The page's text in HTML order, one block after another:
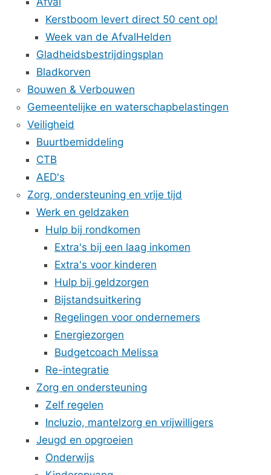
Kerstboom levert direct 50 cent op!
Week van de AfvalHelden
Gladheidsbestrijdingsplan
Bladkorven
Bouwen & Verbouwen
Gemeentelijke en waterschapbelastingen
Veiligheid
Buurtbemiddeling
CTB
AED's
Zorg, ondersteuning en vrije tijd
Werk en geldzaken
Hulp bij rondkomen
Extra's bij een laag inkomen
Extra's voor kinderen
Hulp bij geldzorgen
Bijstandsuitkering
Regelingen voor ondernemers
Energiezorgen
Budgetcoach Melissa
Re-integratie
Zorg en ondersteuning
Zelf regelen
Incluzio, mantelzorg en vrijwilligers
Jeugd en opgroeien
Onderwijs